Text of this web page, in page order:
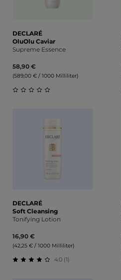
DECLARÉ
OluOlu Caviar
Supreme Essence
58,90 €
(589,00 € / 1000 Milliliter)
DECLARÉ
Soft Cleansing
Tonifying Lotion
16,90 €
(42,25 € / 1000 Milliliter)
4.0 (1)